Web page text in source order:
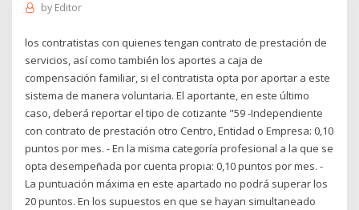
by Editor
los contratistas con quienes tengan contrato de prestación de
servicios, así como también los aportes a caja de
compensación familiar, si el contratista opta por aportar a este
sistema de manera voluntaria. El aportante, en este último
caso, deberá reportar el tipo de cotizante "59 -Independiente
con contrato de prestación otro Centro, Entidad o Empresa: 0,10
puntos por mes. - En la misma categoría profesional a la que se
opta desempeñada por cuenta propia: 0,10 puntos por mes. -
La puntuación máxima en este apartado no podrá superar los
20 puntos. En los supuestos en que se hayan simultaneado